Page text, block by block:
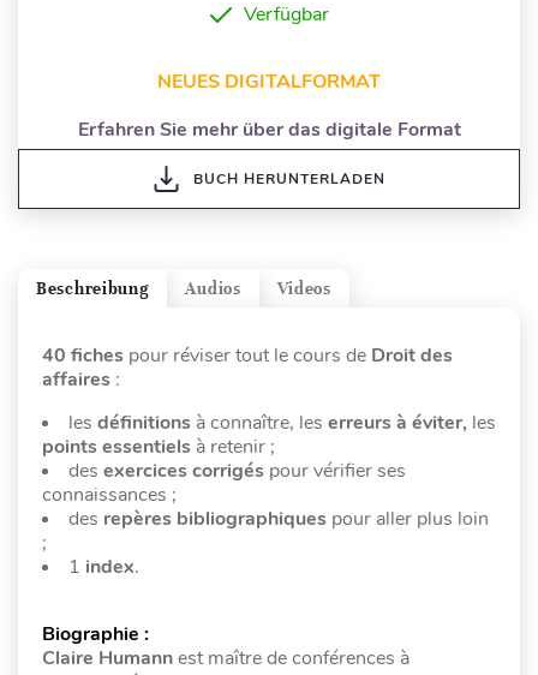
Verfügbar
NEUES DIGITALFORMAT
Erfahren Sie mehr über das digitale Format
BUCH HERUNTERLADEN
Videos
Audios
Beschreibung
40 fiches pour réviser tout le cours de Droit des
affaires :
les définitions à connaître, les erreurs à éviter, les
points essentiels à retenir ;
des exercices corrigés pour vérifier ses
connaissances ;
des repères bibliographiques pour aller plus loin
;
1 index.
Biographie :
Claire Humannest maître de conférences à